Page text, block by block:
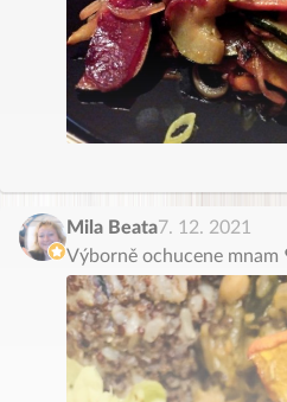
Mila Beata7. 12. 2021
Výborně ochucene